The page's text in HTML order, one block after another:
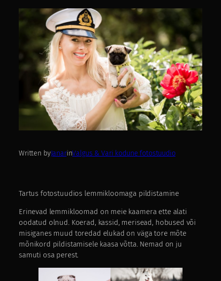
Written byJanarinValgus & Vari kodune fotostuudio
Tartus fotostuudios lemmikloomaga pildistamine
Erinevad lemmikloomad on meie kaamera ette alati
oodatud olnud. Koerad, kassid, merisead, hobused või
misiganes muud toredad elukad on väga tore mõte
mõnikord pildistamisele kaasa võtta. Nemad on ju
samuti osa perest.